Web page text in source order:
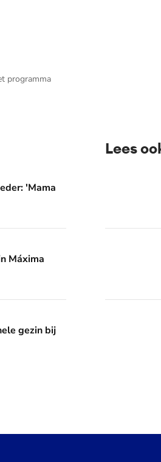
programma
huil je?'
'Mama
hun drie dochters
Máxima
Games
gezin bij
Lees
Het
Onderdeel
Schelpen,